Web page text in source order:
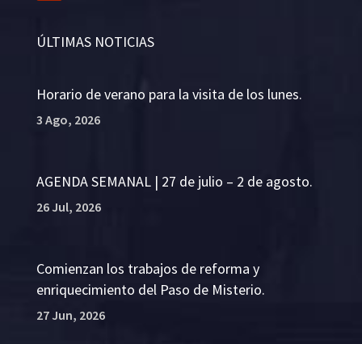
ÚLTIMAS NOTICIAS
Horario de verano para la visita de los lunes.
3 Ago, 2026
AGENDA SEMANAL | 27 de julio – 2 de agosto.
26 Jul, 2026
Comienzan los trabajos de reforma y
enriquecimiento del Paso de Misterio.
27 Jun, 2026